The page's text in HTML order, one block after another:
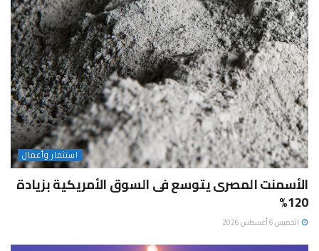
استثمار وأعمال
الأسمنت المصرى يتوسع فى السوق الأمريكية بزيادة
120%
الخميس 6 أغسطس 2026